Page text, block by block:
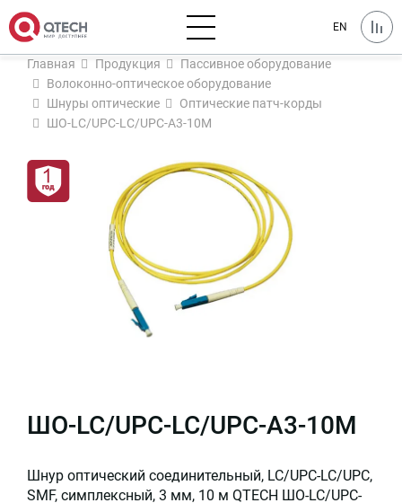
EN
Главная Продукция
Пассивное оборудование
Волоконно-оптическое оборудование
Шнуры оптические
Оптические патч-корды
ШО-LC/UPC-LC/UPC-A3-10M
ШО-LC/UPC-LC/UPC-A3-10M
Шнур оптический соединительный, LC/UPC-LC/UPC,
SMF, симплексный, 3 мм, 10 м QTECH ШО-LC/UPC-